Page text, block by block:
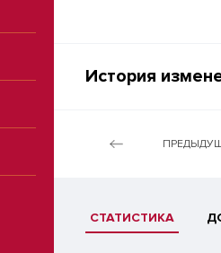
История
СТАТИСТИКА